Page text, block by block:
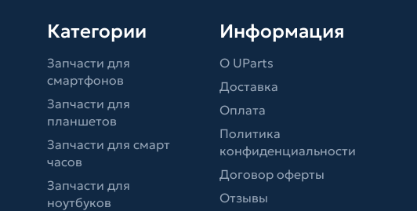
Категории
Запчасти для
смартфонов
Запчасти для
планшетов
Запчасти для смарт
часов
Запчасти для
ноутбуков
Информация
О UParts
Доставка
Оплата
Политика
конфиденциальности
Договор оферты
Отзывы